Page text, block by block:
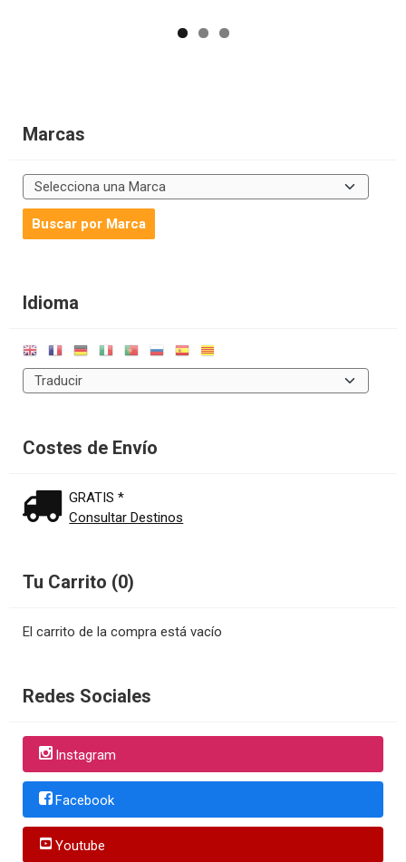
Marcas
Idioma
Costes de Envío
GRATIS *
Consultar Destinos
Tu Carrito (0)
El carrito de la compra está vacío
Redes Sociales
Instagram
Facebook
Youtube